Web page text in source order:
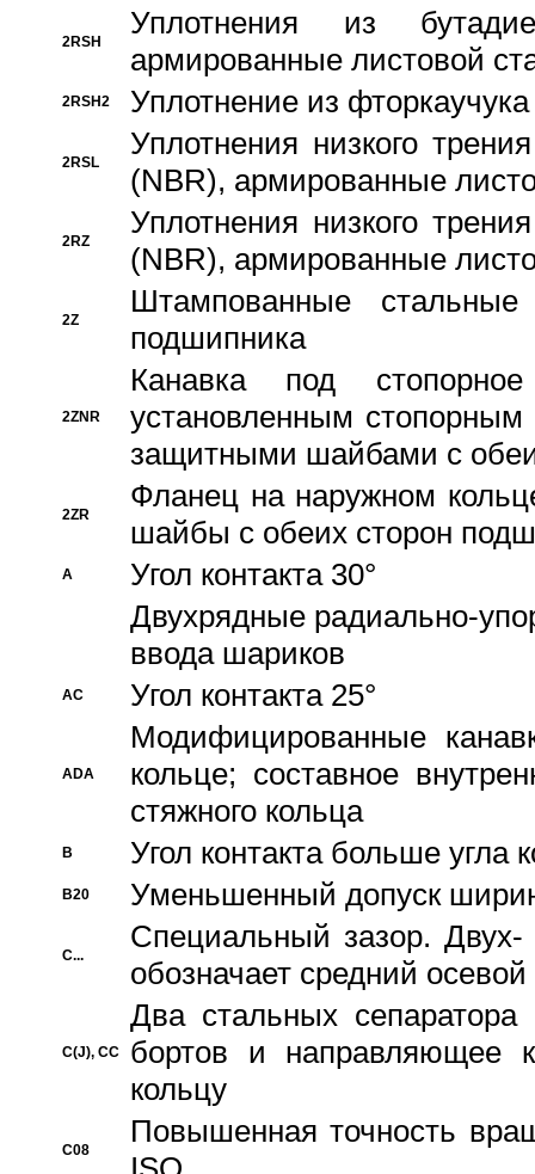
2RSH
Уплотнения из
армированные листовой
2RSH2 Уплотнение из
2RSL
Уплотнения низкого
(NBR), армированные
2RZ
Уплотнения низкого
(NBR), армированные
2Z
Штампованные
подшипника
2ZNR
Канавка под
установленным
защитными шайбами с
2ZR
Фланец на наружном
шайбы с обеих сторон
A
Угол контакта 30°
Двухрядные радиально-
ввода шариков
AC Угол контакта 25°
ADA
Модифицированные
кольце; составное
стяжного кольца
B Угол контакта больше угла
B20 Уменьшенный допуск
C...
Специальный зазор.
обозначает средний
C(J), CC
Два стальных сепаратора
бортов и направляющее
кольцу
C08
Повышенная точность